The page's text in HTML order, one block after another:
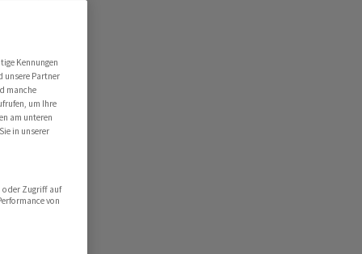
Kennungen
unsere Partner
manche
um Ihre
am unteren
in unserer
oder Zugriff auf
von